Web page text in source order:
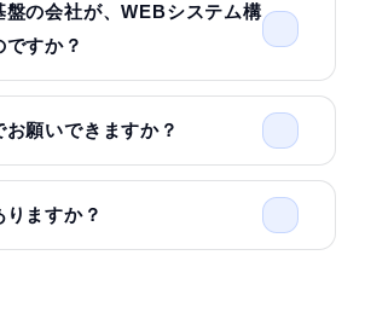
盤の会社が、WEBシステム構
すか？
願いできますか？
りますか？